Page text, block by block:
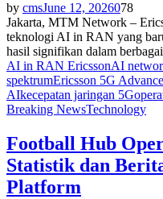
by cmsJune 12, 2026078
Jakarta, MTM Network –
teknologi AI in RAN yang
hasil signifikan dalam
AI in RAN EricssonAI
spektrumEricsson 5G
AIkecepatan jaringan 5G
Breaking NewsTechnology
Football Hub
Statistik dan
Platform